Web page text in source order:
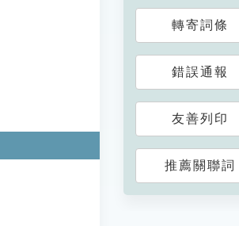
轉寄詞條
錯誤通報
友善列印
推薦關聯詞